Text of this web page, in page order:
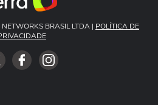
BRASIL LTDA | POLÍTICA DE